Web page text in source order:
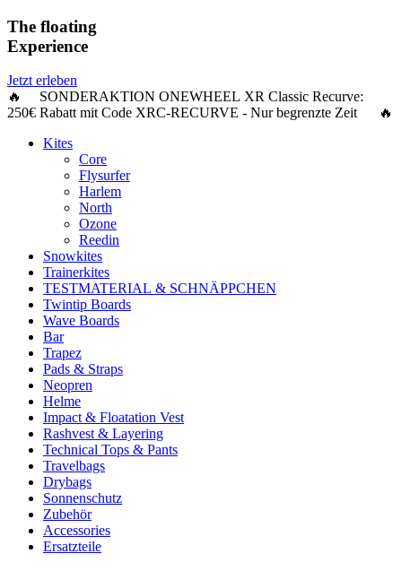
The floating
Experience
Jetzt erleben
🔥 SONDERAKTION ONEWHEEL XR Classic Recurve:
250€ Rabattmit Code XRC-RECURVE - Nur begrenzte Zeit 🔥
Kites
Core
Flysurfer
Harlem
North
Ozone
Reedin
Snowkites
Trainerkites
TESTMATERIAL & SCHNÄPPCHEN
Twintip Boards
Wave Boards
Bar
Trapez
Pads & Straps
Neopren
Helme
Impact & Floatation Vest
Rashvest & Layering
Technical Tops & Pants
Travelbags
Drybags
Sonnenschutz
Zubehör
Accessories
Ersatzteile